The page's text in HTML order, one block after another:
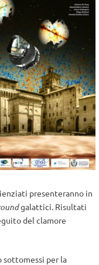
presenteranno in
galattici. Risultati
del clamore
sottomessi per la